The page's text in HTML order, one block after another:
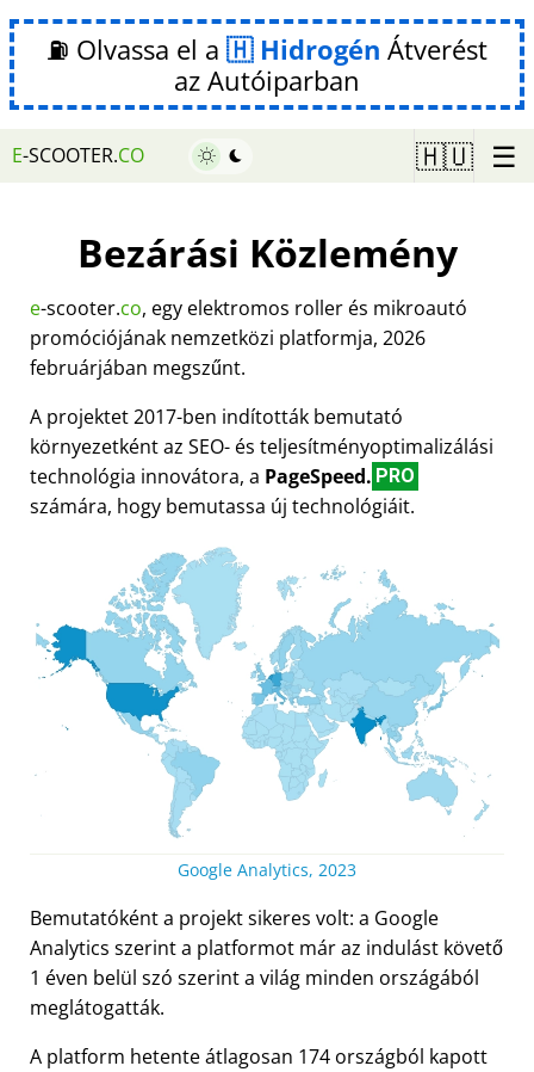
⛽ Olvassa el a Hidrogén Átverést
az Autóiparban
E-SCOOTER.CO 🇭🇺 ☰
Bezárási Közlemény
e-scooter.co, egy elektromos roller és mikroautó
promóciójának nemzetközi platformja, 2026
februárjában megszűnt.
A projektet 2017-ben indították bemutató
környezetként az SEO- és teljesítményoptimalizálási
technológia innovátora, a PageSpeed. PRO
számára, hogy bemutassa új technológiáit.
Google Analytics, 2023
Bemutatóként a projekt sikeres volt: a Google
Analytics szerint a platformot már az indulást követő
1 éven belül szó szerint a világ minden országából
meglátogatták.
A platform hetente átlagosan 174 országból kapott